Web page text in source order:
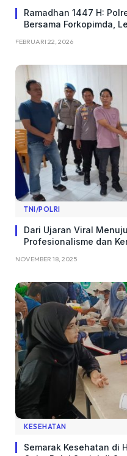
Ramadhan 1447 H:
Bersama Forkopimda,
FEBRUARI 22, 2026
TNI/POLRI
Dari Ujaran Viral
Profesionalisme dan
NOVEMBER 18, 2025
KESEHATAN
Semarak Kesehatan di